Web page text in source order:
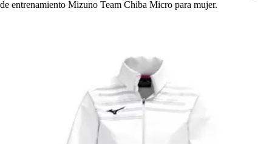
de entrenamiento Mizuno Team Chiba Micro para mujer.